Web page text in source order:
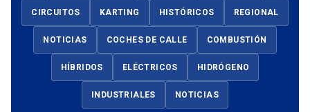
CIRCUITOS KARTING HISTÓRICOS REGIONAL
NOTICIAS COCHES DE CALLE COMBUSTIÓN
HÍBRIDOS ELÉCTRICOS HIDRÓGENO
INDUSTRIALES NOTICIAS